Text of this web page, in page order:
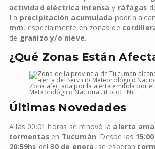
actividad eléctrica intensa y ráfagas
La precipitación acumulada podría
mm, especialmente en zonas de
de granizo y/o nieve.
¿Qué Zonas Están
Zona afectada por la alerta emitida por el
Meteorológico Nacional. (Foto: TN)
Últimas Novedades
A las 00:01 horas se renovó la alerta
tormentasen Tucumán. Desde las
20:59hs del30 de enero, se esperan